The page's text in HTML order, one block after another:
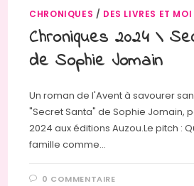
CHRONIQUES / DES LIVRES ET MOI
Chroniques 2024 \
de Sophie Jomain
Un roman de l'Avent à savourer
"Secret Santa" de Sophie Jomain,
2024 aux éditions Auzou.Le pitch :
famille comme…
0 COMMENTAIRE